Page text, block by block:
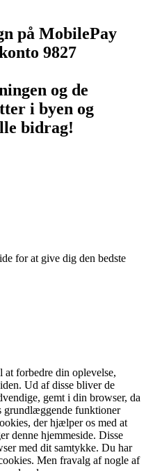
på MobilePay
9827
og de
i byen og
bidrag!
for at give dig den bedste
at forbedre din oplevelse,
Ud af disse bliver de
gemt i din browser, da
grundlæggende funktioner
der hjælper os med at
denne hjemmeside. Disse
med dit samtykke. Du har
Men fravalg af nogle af